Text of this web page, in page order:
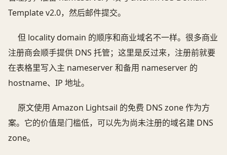
Template v2.0，然后邮件提交。
但 locality domain 的顺序和商业域名不一样。很多商业
注册商会顺手提供 DNS 托管；这里是反过来，注册前就要
在表格里写入主 nameserver 和备用 nameserver 的
hostname、IP 地址。
原文使用 Amazon Lightsail 的免费 DNS zone 作为方
案。它的价值是门槛低，可以先为尚未注册的域名建 DNS
zone。